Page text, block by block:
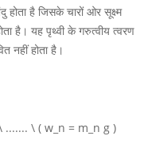
होता है जिसके चारों ओर सूक्ष्म
है। यह पृथ्वी के गरुत्वीय त्वरण
नहीं होता है।
....... \ ( w_n = m_n g )